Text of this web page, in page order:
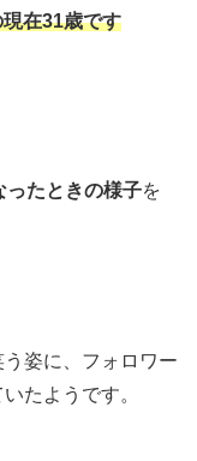
在31歳です
ったときの様子を
姿に、フォロワー
たようです。